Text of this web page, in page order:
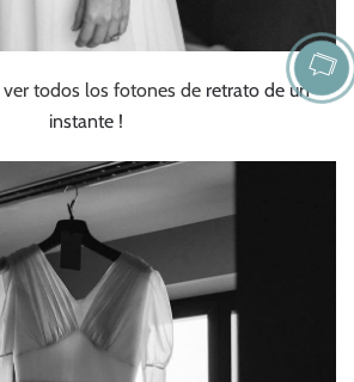
ver todos los fotones de retrato de un
instante !